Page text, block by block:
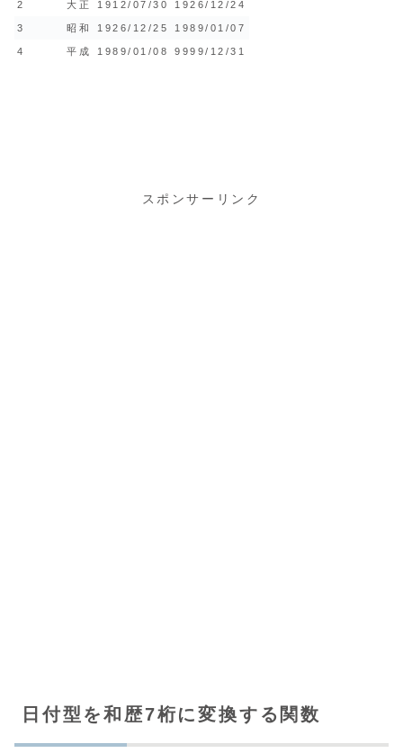
2 大正 1912/07/30 1926/12/24
3 昭和 1926/12/25 1989/01/07
4 平成 1989/01/08 9999/12/31
スポンサーリンク
日付型を和歴7桁に変換する関数